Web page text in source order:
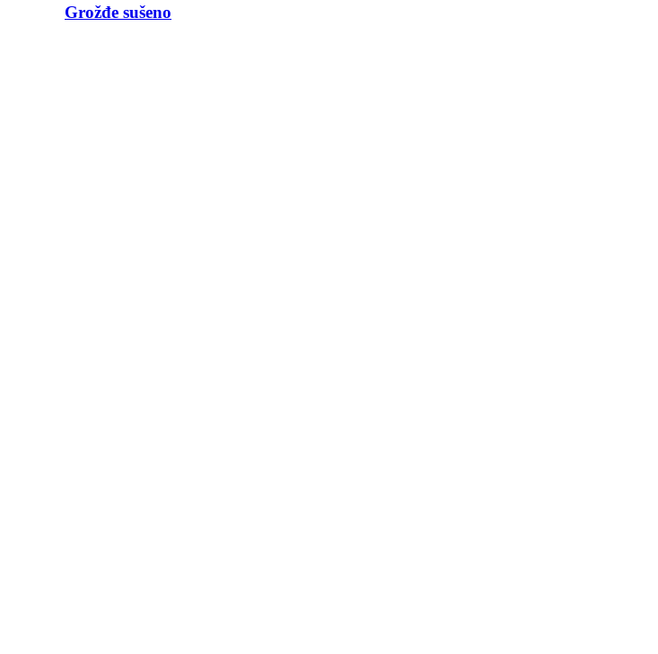
Grožđe sušeno